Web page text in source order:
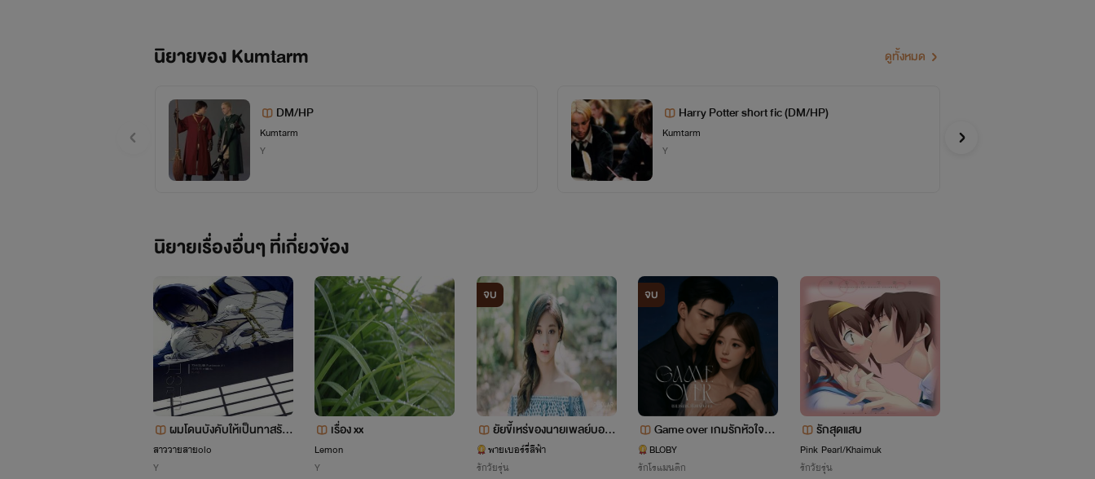
นิยายของ Kumtarm ดูทั้งหมด
DM/HP
Kumtarm
Y
Harry Potter short fic (DM/HP)
Kumtarm
Y
นิยายเรื่องอื่นๆ ที่เกี่ยวข้อง
ผมโดนบังคับให้เป็นทาสรัก
มัน!!
สาววายสายolo
Y
เรื่อง xx
Lemon
Y
จบ
ยัยขี้เหร่ของนายเพลย์บอย (
จบแล้ว )
พายเบอร์รี่สีฟ้า
รักวัยรุ่น
จบ
Game over เกมรักหัวใจแพ้
พ่าย [END]
BLOBY
รักโรแมนติก
รักสุดแสบ
Pink Pearl/Khaimuk
รักวัยรุ่น